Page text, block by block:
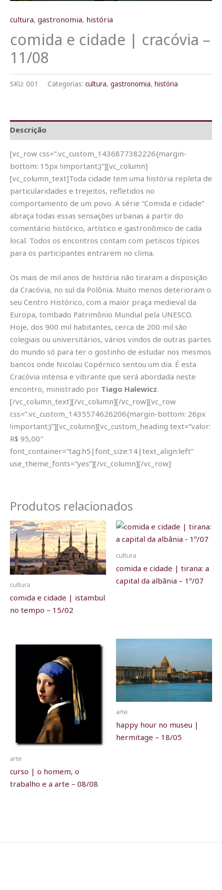
cultura, gastronomia, história
comida e cidade | cracóvia –
11/08
SKU: 001 Categorias: cultura, gastronomia, história
Descrição
[vc_row css=”.vc_custom_1436877382226{margin-
bottom: 15px !important;}”][vc_column]
[vc_column_text]Toda cidade tem uma história repleta de
particularidades e trejeitos, refletidos no
comportamento de um povo. A série “Comida e cidade”
abraça todas essas sensações urbanas a partir do
comentário histórico, artístico e gastronômico de cada
local. Todos os encontros contam com petiscos típicos
para os participantes entrarem no clima.
Os mais de mil anos de história não tiraram a disposição
da Cracóvia, no sul da Polônia. Muito menos deterioram o
seu Centro Histórico, com a maior praça medieval da
Europa, tombado Patrimônio Mundial pela UNESCO.
Hoje, dos 900 mil habi­tantes, cerca de 200 mil são
colegiais ou univer­sitários, vários vindos de outras partes
do mundo só para ter o gostinho de estudar nos mesmos
ban­cos onde Nicolau Copér­nico sentou um dia. É esta
Cracóvia intensa e vibrante que será abordada neste
encontro, ministrado por Tiago Halewicz.
[/vc_column_text][/vc_column][/vc_row][vc_row
css=”.vc_custom_1435574626206{margin-bottom: 26px
!important;}”][vc_column][vc_custom_heading text=”valor:
R$ 95,00″
font_container=”tag:h5|font_size:14|text_align:left”
use_theme_fonts=”yes”][/vc_column][/vc_row]
Produtos relacionados
cultura
comida e cidade | istambul
no tempo – 15/02
cultura
comida e cidade | tirana: a
capital da albânia – 1º/07
arte
curso | o homem, o
trabalho e a arte – 08/08
arte
happy hour no museu |
hermitage – 18/05